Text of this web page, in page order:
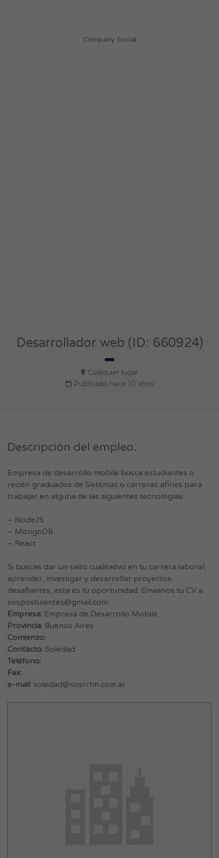
Company Social
Desarrollador web (ID: 660924)
Cualquier lugar
Publicado hace 10 años
Descripción del empleo.
Empresa de desarrollo mobile busca estudiantes o
recién graduados de Sistemas o carreras afines para
trabajar en alguna de las siguientes tecnologías:
– NodeJS
– MongoDB
– React
Si buscas dar un salto cualitativo en tu carrera laboral,
aprender, investigar y desarrollar proyectos
desafiantes, esta es tu oportunidad. Envianos tu CV a
sospostulantes@gmail.com
Empresa: Empresa de Desarrollo Mobile
Provincia: Buenos Aires
Comienzo:
Contacto: Soledad
Teléfono:
Fax:
e-mail: soledad@sosrrhh.com.ar